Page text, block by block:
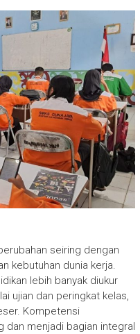
seiring dengan
kebutuhan dunia kerja.
lebih banyak diukur
ujian dan peringkat kelas,
Kompetensi
dan menjadi bagian integral